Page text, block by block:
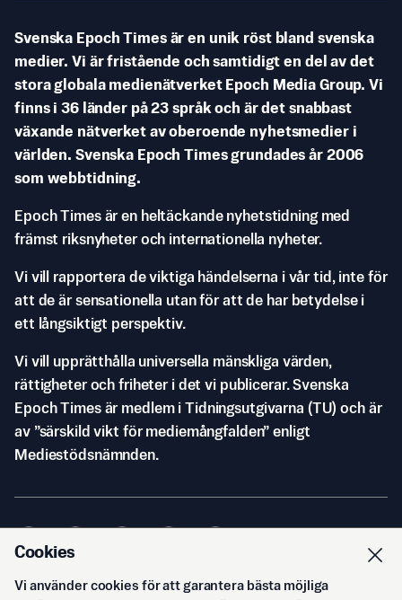
Svenska Epoch Times är en unik röst bland svenska
medier. Vi är fristående och samtidigt en del av det
stora globala medienätverket Epoch Media Group. Vi
finns i 36 länder på 23 språk och är det snabbast
växande nätverket av oberoende nyhetsmedier i
världen. Svenska Epoch Times grundades år 2006
som webbtidning.
Epoch Times är en heltäckande nyhetstidning med
främst riksnyheter och internationella nyheter.
Vi vill rapportera de viktiga händelserna i vår tid, inte för
att de är sensationella utan för att de har betydelse i
ett långsiktigt perspektiv.
Vi vill upprätthålla universella mänskliga värden,
rättigheter och friheter i det vi publicerar. Svenska
Epoch Times är medlem i Tidningsutgivarna (TU) och är
av ”särskild vikt för mediemångfalden” enligt
Mediestödsnämnden.
© Svenska Epoch Times AB2026
Cookies
Vi använder cookies för att garantera bästa möjliga